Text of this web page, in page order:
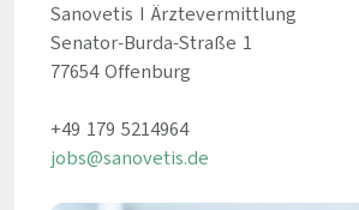
Sanovetis I Ärztevermittlung
Senator-Burda-Straße 1
77654 Offenburg
+49 179 5214964
jobs@sanovetis.de